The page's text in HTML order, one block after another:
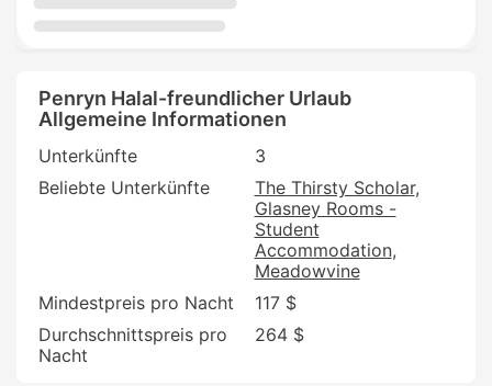
Penryn Halal-freundlicher Urlaub
Allgemeine Informationen
Unterkünfte
3
Beliebte Unterkünfte
The Thirsty Scholar
Glasney Rooms -
Student
Accommodation
Meadowvine
Mindestpreis pro Nacht
117 $
Durchschnittspreis pro
Nacht
264 $